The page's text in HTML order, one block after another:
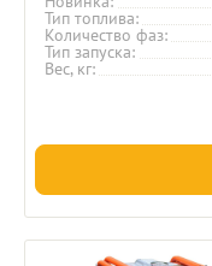
Тип топлива
Количество фаз
Тип запуска
Вес, кг